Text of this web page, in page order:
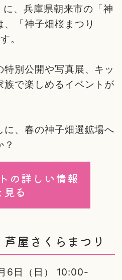
、兵庫県朝来市の「神
「神子畑桜まつり
。
別公開や写真展、キッ
で楽しめるイベントが
、春の神子畑選鉱場へ
の詳しい情報
見る
芦屋さくらまつり
6日（日） 10:00-